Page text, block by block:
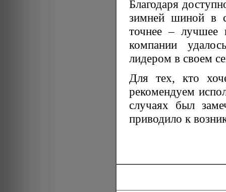
Благодаря
зимней шиной в
точнее – лучшее
компании
лидером в своем
Для тех, кто
рекомендуем
случаях был
приводило к